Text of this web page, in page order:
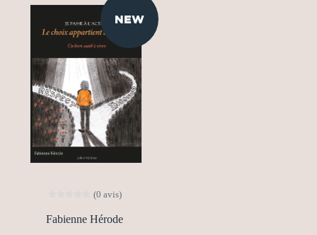
NEW
(0 avis)
Fabienne Hérode